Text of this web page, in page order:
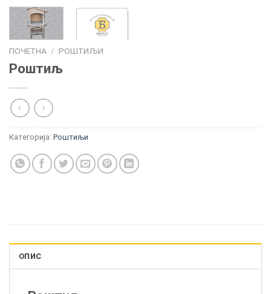
ПОЧЕТНА / РОШТИЉИ
Роштиљ
Категорија: Роштиљи
ОПИС